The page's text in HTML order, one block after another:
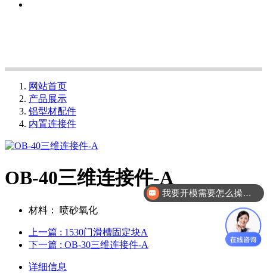
网站首页
产品展示
铝型材配件
内置连接件
OB-40三维连接件-A
材料： 喷砂氧化
上一篇 : 1530门滑槽固定块A
下一篇 : OB-30三维连接件-A
详细信息
我要开模需要怎么操作？